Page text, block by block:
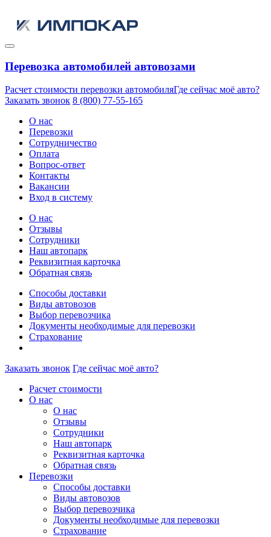
Перевозка автомобилей автовозами
Расчет стоимости перевозки автомобиляГде сейчас моё авто?
Заказать звонок 8 (800) 77-55-165
О нас
Перевозки
Сотрудничество
Оплата
Вопрос-ответ
Контакты
Вакансии
Вход в систему
О нас
Отзывы
Сотрудники
Наш автопарк
Реквизитная карточка
Обратная связь
Способы доставки
Виды автовозов
Выбор перевозчика
Документы необходимые для перевозки
Страхование
Заказать звонок Где сейчас моё авто?
Расчет стоимости
О нас
О нас
Отзывы
Сотрудники
Наш автопарк
Реквизитная карточка
Обратная связь
Перевозки
Способы доставки
Виды автовозов
Выбор перевозчика
Документы необходимые для перевозки
Страхование